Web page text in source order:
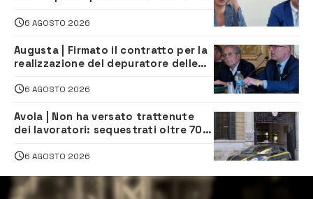
6 AGOSTO 2026
Augusta | Firmato il contratto per la
realizzazione del depuratore delle
6 AGOSTO 2026
Avola | Non ha versato trattenute
dei lavoratori: sequestrati oltre 700
climatizzazione
6 AGOSTO 2026